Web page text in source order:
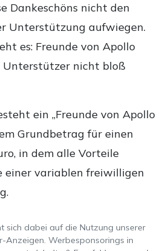
Dankeschöns nicht den
Unterstützung aufwiegen.
es: Freunde von Apollo
Unterstützer nicht bloß
ein „Freunde von Apollo
Grundbetrag für einen
in dem alle Vorteile
einer variablen freiwilligen
sich dabei auf die Nutzung unserer
Anzeigen. Werbesponsorings in